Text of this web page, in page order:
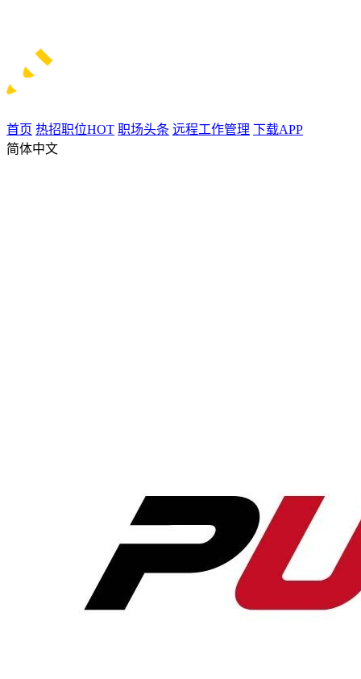
首页 热招职位HOT 职场头条 远程工作管理 下载APP
简体中文